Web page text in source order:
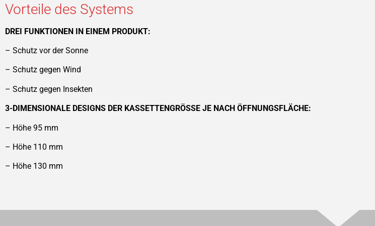
Vorteile des Systems
DREI FUNKTIONEN IN EINEM PRODUKT:
– Schutz vor der Sonne
– Schutz gegen Wind
– Schutz gegen Insekten
3-DIMENSIONALE DESIGNS DER KASSETTENGRÖSSE JE NACH ÖFFNUNGSFLÄCHE:
– Höhe 95 mm
– Höhe 110 mm
– Höhe 130 mm